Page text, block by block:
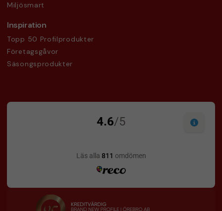
Miljösmart
Inspiration
Topp 50 Profilprodukter
Företagsgåvor
Säsongsprodukter